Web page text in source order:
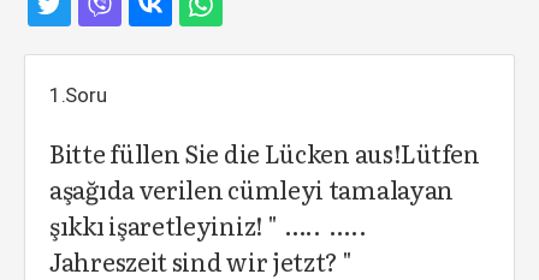
1.Soru
Bitte füllen Sie die Lücken aus!Lütfen
aşağıda verilen cümleyi tamalayan
şıkkı işaretleyiniz! " ….. …..
Jahreszeit sind wir jetzt? "